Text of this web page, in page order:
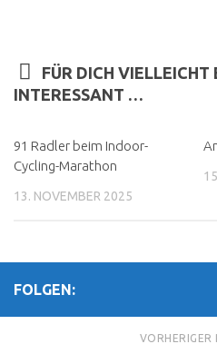
FÜR DICH VIELLEICHT
INTERESSANT …
91 Radler beim Indoor-
Cycling-Marathon
13. NOVEMBER 2025
FOLGEN:
VORHERIGER